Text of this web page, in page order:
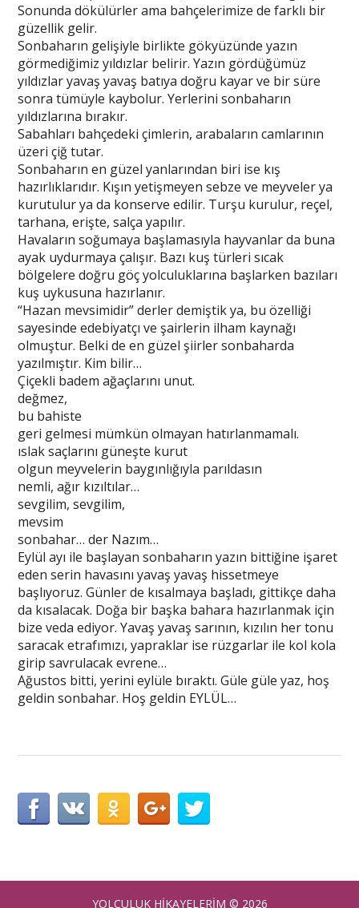
Sonunda dökülürler ama bahçelerimize de farklı bir
güzellik gelir.
Sonbaharın gelişiyle birlikte gökyüzünde yazın
görmediğimiz yıldızlar belirir. Yazın gördüğümüz
yıldızlar yavaş yavaş batıya doğru kayar ve bir süre
sonra tümüyle kaybolur. Yerlerini sonbaharın
yıldızlarına bırakır.
Sabahları bahçedeki çimlerin, arabaların camlarının
üzeri çiğ tutar.
Sonbaharın en güzel yanlarından biri ise kış
hazırlıklarıdır. Kışın yetişmeyen sebze ve meyveler ya
kurutulur ya da konserve edilir. Turşu kurulur, reçel,
tarhana, erişte, salça yapılır.
Havaların soğumaya başlamasıyla hayvanlar da buna
ayak uydurmaya çalışır. Bazı kuş türleri sıcak
bölgelere doğru göç yolculuklarına başlarken bazıları
kuş uykusuna hazırlanır.
“Hazan mevsimidir” derler demiştik ya, bu özelliği
sayesinde edebiyatçı ve şairlerin ilham kaynağı
olmuştur. Belki de en güzel şiirler sonbaharda
yazılmıştır. Kim bilir…
Çiçekli badem ağaçlarını unut.
değmez,
bu bahiste
geri gelmesi mümkün olmayan hatırlanmamalı.
ıslak saçlarını güneşte kurut
olgun meyvelerin baygınlığıyla parıldasın
nemli, ağır kızıltılar…
sevgilim, sevgilim,
mevsim
sonbahar… der Nazım…
Eylül ayı ile başlayan sonbaharın yazın bittiğine işaret
eden serin havasını yavaş yavaş hissetmeye
başlıyoruz. Günler de kısalmaya başladı, gittikçe daha
da kısalacak. Doğa bir başka bahara hazırlanmak için
bize veda ediyor. Yavaş yavaş sarının, kızılın her tonu
saracak etrafımızı, yapraklar ise rüzgarlar ile kol kola
girip savrulacak evrene…
Ağustos bitti, yerini eylüle bıraktı. Güle güle yaz, hoş
geldin sonbahar. Hoş geldin EYLÜL…
YOLCULUK HİKAYELERİM © 2026